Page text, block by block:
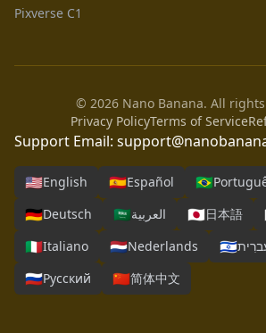
Pixverse C1
© 2026 Nano Banana. All
Privacy PolicyTerms of Service
Support Email:
🇺🇸English 🇪🇸Español 🇧🇷
🇩🇪Deutsch 🇸🇦العربية 🇯🇵日本語
🇮🇹Italiano 🇳🇱Nederlands 🇮🇱
🇷🇺Русский 🇨🇳简体中文